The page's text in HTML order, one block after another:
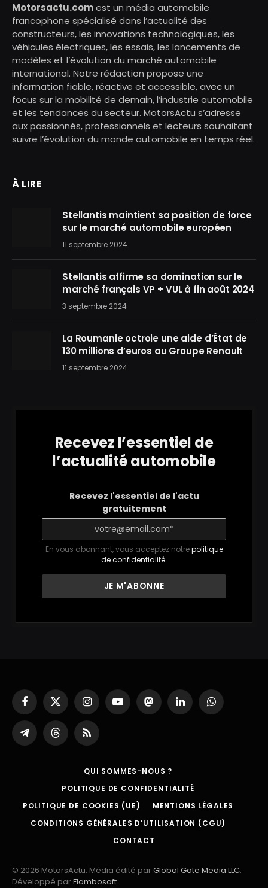
Motorsactu.comest un média automobile
francophone spécialisé dans l’actualité des
constructeurs, les innovations technologiques, les
véhicules électriques, les essais, les lancements de
modèles et l’évolution du marché automobile
international. Notre rédaction propose une
information fiable, réactive et accessible, avec un
focus sur la mobilité de demain, l’industrie automobile
et les tendances du secteur. MotorsActu s’adresse
aux passionnés, professionnels et lecteurs souhaitant
suivre l’évolution du monde automobile en temps réel.
À LIRE
Stellantis maintient sa position de force
sur le marché automobile européen
11 septembre 2024
Stellantis affirme sa domination sur le
marché français VP + VUL à fin août 2024
3 septembre 2024
La Roumanie octroie une aide d’État de
130 millions d’euros au Groupe Renault
11 septembre 2024
Recevez l’essentiel de
l’actualité automobile
Recevez l'essentiel de l'actu
gratuitement
En vous abonnant, vous acceptez notrepolitique
de confidentialité.
Facebook
X
(Twitter)
InstagramYouTubeMastodonLinkedInWhatsApp
Partager
sur
ThreadsRSS
QUI SOMMES-NOUS ?
POLITIQUE DE CONFIDENTIALITÉ
POLITIQUE DE COOKIES (UE)
MENTIONS LÉGALES
CONDITIONS GÉNÉRALES D’UTILISATION (CGU)
CONTACT
© 2026 MotorsActu. Média édité parGlobal Gate Media LLC.
Développé parFlambosoft.